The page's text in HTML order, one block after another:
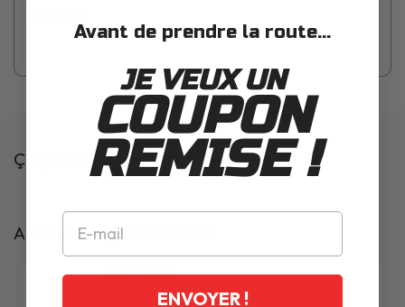
Ça pourrait t'intéresser
Articles complémentaires
PROMOS
Avant de prendre la route...
JE VEUX UN
COUPON
REMISE !
ENVOYER !